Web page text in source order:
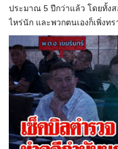
ประมาณ 5 ปีกว่าแล้ว โดยทั้งส
ไหร่นัก และพวกตนเองก็เพิ่งท